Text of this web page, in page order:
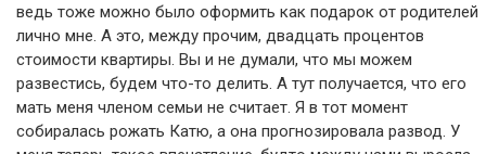
ведь тоже можно было оформить как подарок от родителей
лично мне. А это, между прочим, двадцать процентов
стоимости квартиры. Вы и не думали, что мы можем
развестись, будем что-то делить. А тут получается, что его
мать меня членом семьи не считает. Я в тот момент
собиралась рожать Катю, а она прогнозировала развод. У